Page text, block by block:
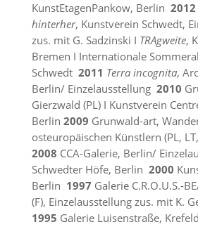
KunstEtagenPankow, Berlin 2012
hinterher, Kunstverein Schwedt,
zus. mit G. Sadzinski I TRAgweite,
Bremen I Internationale
Schwedt 2011 Terra incognita,
Berlin/ Einzelausstellung 2010
Gierzwald (PL) I Kunstverein
Berlin 2009 Grunwald-art,
osteuropäischen Künstlern (PL,
2008 CCA-Galerie, Berlin/
Schwedter Höfe, Berlin 2000
Berlin 1997 Galerie C.R.O.U.S.-
(F), Einzelausstellung zus. mit K.
1995 Galerie Luisenstraße,